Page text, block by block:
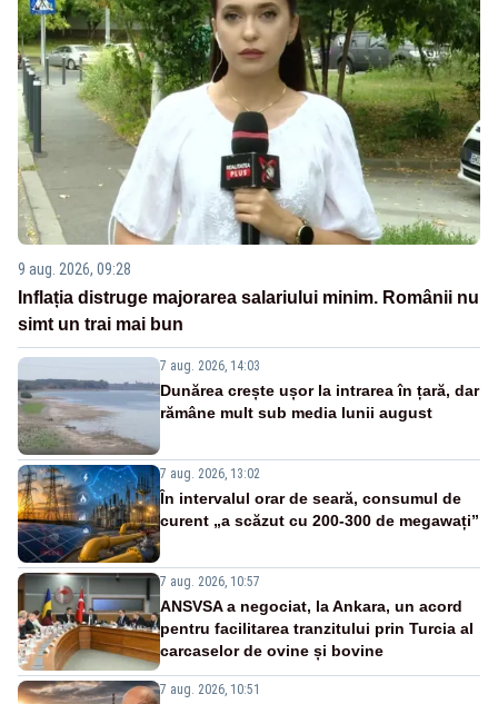
9 aug. 2026, 09:28
Inflația distruge majorarea salariului minim. Românii nu
simt un trai mai bun
7 aug. 2026, 14:03
Dunărea crește ușor la intrarea în țară, dar
rămâne mult sub media lunii august
7 aug. 2026, 13:02
În intervalul orar de seară, consumul de
curent „a scăzut cu 200-300 de megawați”
7 aug. 2026, 10:57
ANSVSA a negociat, la Ankara, un acord
pentru facilitarea tranzitului prin Turcia al
carcaselor de ovine și bovine
7 aug. 2026, 10:51